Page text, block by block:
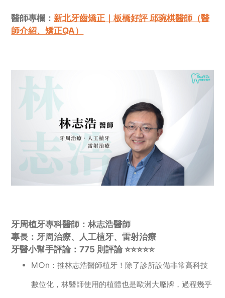
醫師專欄： 新北牙齒矯正｜板橋好評 邱琬棋醫師（醫
師介紹、矯正QA）
牙周植牙專科醫師：林志浩醫師
專長：牙周治療、人工植牙、雷射治療
牙醫小幫手評論：775 則評論 ⭐️⭐️⭐️⭐️⭐️
M○n：推林志浩醫師植牙！除了診所設備非常高科技
數位化，林醫師使用的植體也是歐洲大廠牌，過程幾乎